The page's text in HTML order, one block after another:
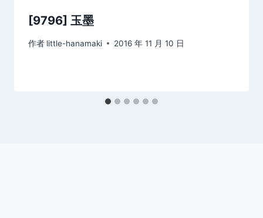
[9796] 玉墨
作者 little-hanamaki 2016 年 11 月 10 日